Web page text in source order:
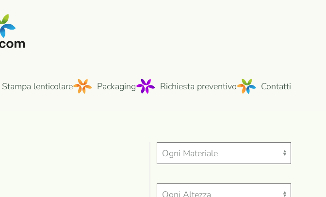
Stampa lenticolare Packaging Richiesta preventivo Contatti